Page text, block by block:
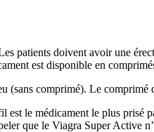
patients doivent avoir une
est disponible en
comprimé). Le comprimé
le médicament le plus prisé
que le Viagra Super Active